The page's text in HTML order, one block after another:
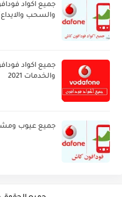
جميع اكواد
والسحب
جميع اكواد
والخدمات 2021
جميع عيوب